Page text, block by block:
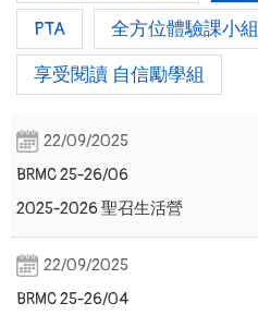
PTA
全方位體驗課小組
享受閱讀 自信勵學組
22/09/2025
BRMC 25-26/06
2025-2026 聖召生活營
22/09/2025
BRMC 25-26/04